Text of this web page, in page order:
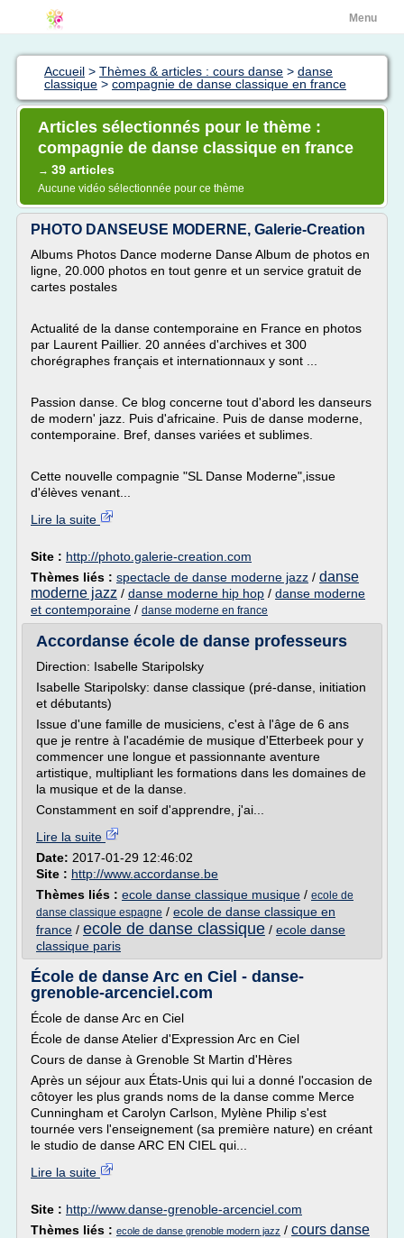
Menu
Accueil > Thèmes & articles : cours danse > danse
classique > compagnie de danse classique en france
Articles sélectionnés pour le thème :
compagnie de danse classique en france
→ 39 articles
Aucune vidéo sélectionnée pour ce thème
PHOTO DANSEUSE MODERNE, Galerie-Creation
Albums Photos Dance moderne Danse Album de photos en
ligne, 20.000 photos en tout genre et un service gratuit de
cartes postales
Actualité de la danse contemporaine en France en photos
par Laurent Paillier. 20 années d'archives et 300
chorégraphes français et internationnaux y sont ...
Passion danse. Ce blog concerne tout d'abord les danseurs
de modern' jazz. Puis d'africaine. Puis de danse moderne,
contemporaine. Bref, danses variées et sublimes.
Cette nouvelle compagnie "SL Danse Moderne",issue
d'élèves venant...
Lire la suite
Site : http://photo.galerie-creation.com
Thèmes liés : spectacle de danse moderne jazz / danse
moderne jazz / danse moderne hip hop / danse moderne
et contemporaine / danse moderne en france
Accordanse école de danse professeurs
Direction: Isabelle Staripolsky
Isabelle Staripolsky: danse classique (pré-danse, initiation
et débutants)
Issue d'une famille de musiciens, c'est à l'âge de 6 ans
que je rentre à l'académie de musique d'Etterbeek pour y
commencer une longue et passionnante aventure
artistique, multipliant les formations dans les domaines de
la musique et de la danse.
Constamment en soif d'apprendre, j'ai...
Lire la suite
Date: 2017-01-29 12:46:02
Site : http://www.accordanse.be
Thèmes liés : ecole danse classique musique / ecole de
danse classique espagne / ecole de danse classique en
france / ecole de danse classique / ecole danse
classique paris
École de danse Arc en Ciel - danse-
grenoble-arcenciel.com
École de danse Arc en Ciel
École de danse Atelier d'Expression Arc en Ciel
Cours de danse à Grenoble St Martin d'Hères
Après un séjour aux États-Unis qui lui a donné l'occasion de
côtoyer les plus grands noms de la danse comme Merce
Cunningham et Carolyn Carlson, Mylène Philip s'est
tournée vers l'enseignement (sa première nature) en créant
le studio de danse ARC EN CIEL qui...
Lire la suite
Site : http://www.danse-grenoble-arcenciel.com
Thèmes liés : ecole de danse grenoble modern jazz / cours danse